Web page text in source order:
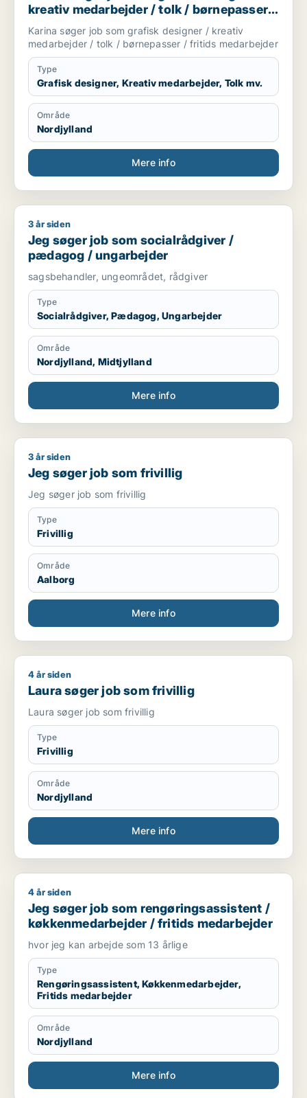
kreativ medarbejder / tolk / børnepasser /
fritids medarbejder
Karina søger job som grafisk designer / kreativ
medarbejder / tolk / børnepasser / fritids medarbejder
Type
Grafisk designer, Kreativ medarbejder, Tolk mv.
Område
Nordjylland
Mere info
Jeg søger job som socialrådgiver / pædagog / ungarbejder
3 år siden
Jeg søger job som socialrådgiver /
pædagog / ungarbejder
sagsbehandler, ungeområdet, rådgiver
Type
Socialrådgiver, Pædagog, Ungarbejder
Område
Nordjylland, Midtjylland
Mere info
Jeg søger job som frivillig
3 år siden
Jeg søger job som frivillig
Jeg søger job som frivillig
Type
Frivillig
Område
Aalborg
Mere info
Laura søger job som frivillig
4 år siden
Laura søger job som frivillig
Laura søger job som frivillig
Type
Frivillig
Område
Nordjylland
Mere info
Jeg søger job som rengøringsassistent /
4 år siden
Jeg søger job som rengøringsassistent /
køkkenmedarbejder / fritids medarbejder
hvor jeg kan arbejde som 13 årlige
Type
Rengøringsassistent, Køkkenmedarbejder,
Fritids medarbejder
Område
Nordjylland
Mere info